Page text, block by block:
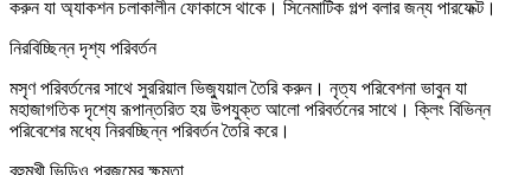
করুন যা অ্যাকশন চলাকালীন ফোকাসে থাকে। সিনেমাটিক গল্প বলার জন্য পারফেক্ট।
নিরবিচ্ছিন্ন দৃশ্য পরিবর্তন
মসৃণ পরিবর্তনের সাথে সুররিয়াল ভিজ্যুয়াল তৈরি করুন। নৃত্য পরিবেশনা ভাবুন যা
মহাজাগতিক দৃশ্যে রূপান্তরিত হয় উপযুক্ত আলো পরিবর্তনের সাথে। ক্লিং বিভিন্ন
পরিবেশের মধ্যে নিরবচ্ছিন্ন পরিবর্তন তৈরি করে।
বহুমুখী ভিডিও প্রজন্মের ক্ষমতা